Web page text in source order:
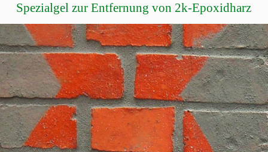
Spezialgel zur Entfernung von 2k-Epoxidharz